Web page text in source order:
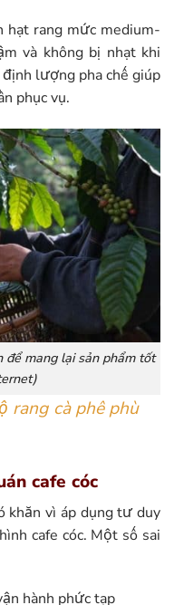
hạt rang mức medium-
và không bị nhạt khi
lượng pha chế giúp
phục vụ.
để mang lại sản phẩm tốt
rang cà phê phù
cafe cóc
khăn vì áp dụng tư duy
cafe cóc. Một số sai
hành phức tạp